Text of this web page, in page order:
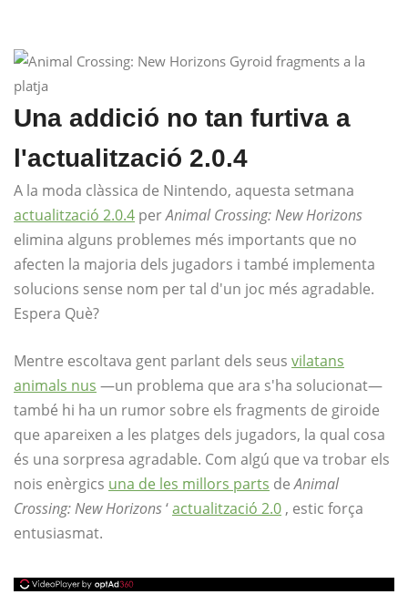
Una addició no tan furtiva a
l'actualització 2.0.4
A la moda clàssica de Nintendo, aquesta setmana
actualització 2.0.4 perAnimal Crossing: New Horizons
elimina alguns problemes més importants que no
afecten la majoria dels jugadors i també implementa
solucions sense nom per tal d'un joc més agradable.
Espera Què?
Mentre escoltava gent parlant dels seus vilatans
animals nus —un problema que ara s'ha solucionat—
també hi ha un rumor sobre els fragments de giroide
que apareixen a les platges dels jugadors, la qual cosa
és una sorpresa agradable. Com algú que va trobar els
nois enèrgics una de les millors parts deAnimal
Crossing: New Horizons‘actualització 2.0 , estic força
entusiasmat.